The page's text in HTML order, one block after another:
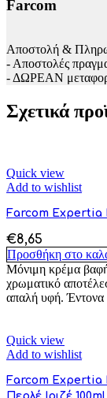
Farcom
Αποστολή &
- Αποστολές
- ΔΩΡΕΑΝ
Σχετικά
Quick view
Add to wishlist
Farcom Expertia
€8,65
Προσθήκη στο
Μόνιμη κρέμα
χρωματικό
απαλή υφή. Έντονα
Quick view
Add to wishlist
Farcom Expertia